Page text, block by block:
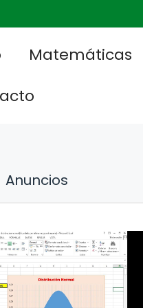
Matemáticas
Anuncios